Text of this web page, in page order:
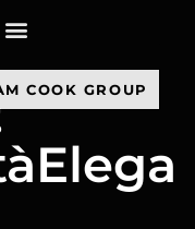
COOK GROUP